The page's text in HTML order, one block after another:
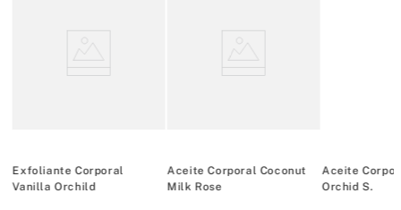
Tipo de fragancia: Ambery Gourmand
Notas: orquídea vainilla, sándalo.
Exfoliante Corporal
Vanilla Orchild
Aceite Corporal Coconut
Milk Rose
Aceite
Orchid S.